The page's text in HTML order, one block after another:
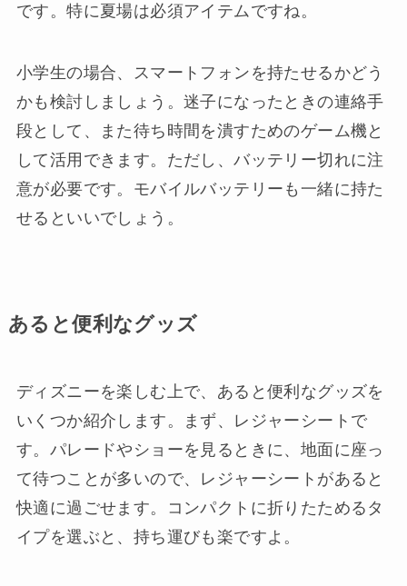
です。特に夏場は必須アイテムですね。
小学生の場合、スマートフォンを持たせるかどう
かも検討しましょう。迷子になったときの連絡手
段として、また待ち時間を潰すためのゲーム機と
して活用できます。ただし、バッテリー切れに注
意が必要です。モバイルバッテリーも一緒に持た
せるといいでしょう。
あると便利なグッズ
ディズニーを楽しむ上で、あると便利なグッズを
いくつか紹介します。まず、レジャーシートで
す。パレードやショーを見るときに、地面に座っ
て待つことが多いので、レジャーシートがあると
快適に過ごせます。コンパクトに折りたためるタ
イプを選ぶと、持ち運びも楽ですよ。